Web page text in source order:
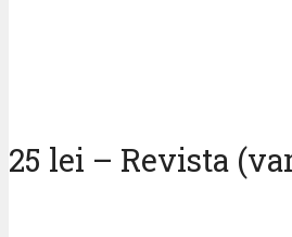
25 lei – Revista